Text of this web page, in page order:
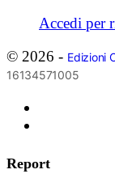
Accedi per
© 2026 - Edizioni
16134571005
Report